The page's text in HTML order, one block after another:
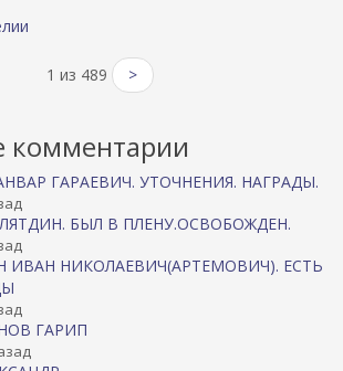
1 из 489 >
комментарии
ГАРАЕВИЧ. УТОЧНЕНИЯ. НАГРАДЫ.
БЫЛ В ПЛЕНУ.ОСВОБОЖДЕН.
ИВАН НИКОЛАЕВИЧ(АРТЕМОВИЧ). ЕСТЬ
ГАРИП